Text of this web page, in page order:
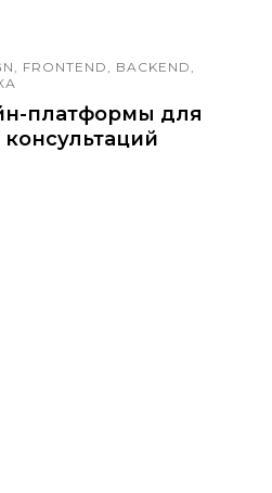
FRONTEND, BACKEND,
платформы для